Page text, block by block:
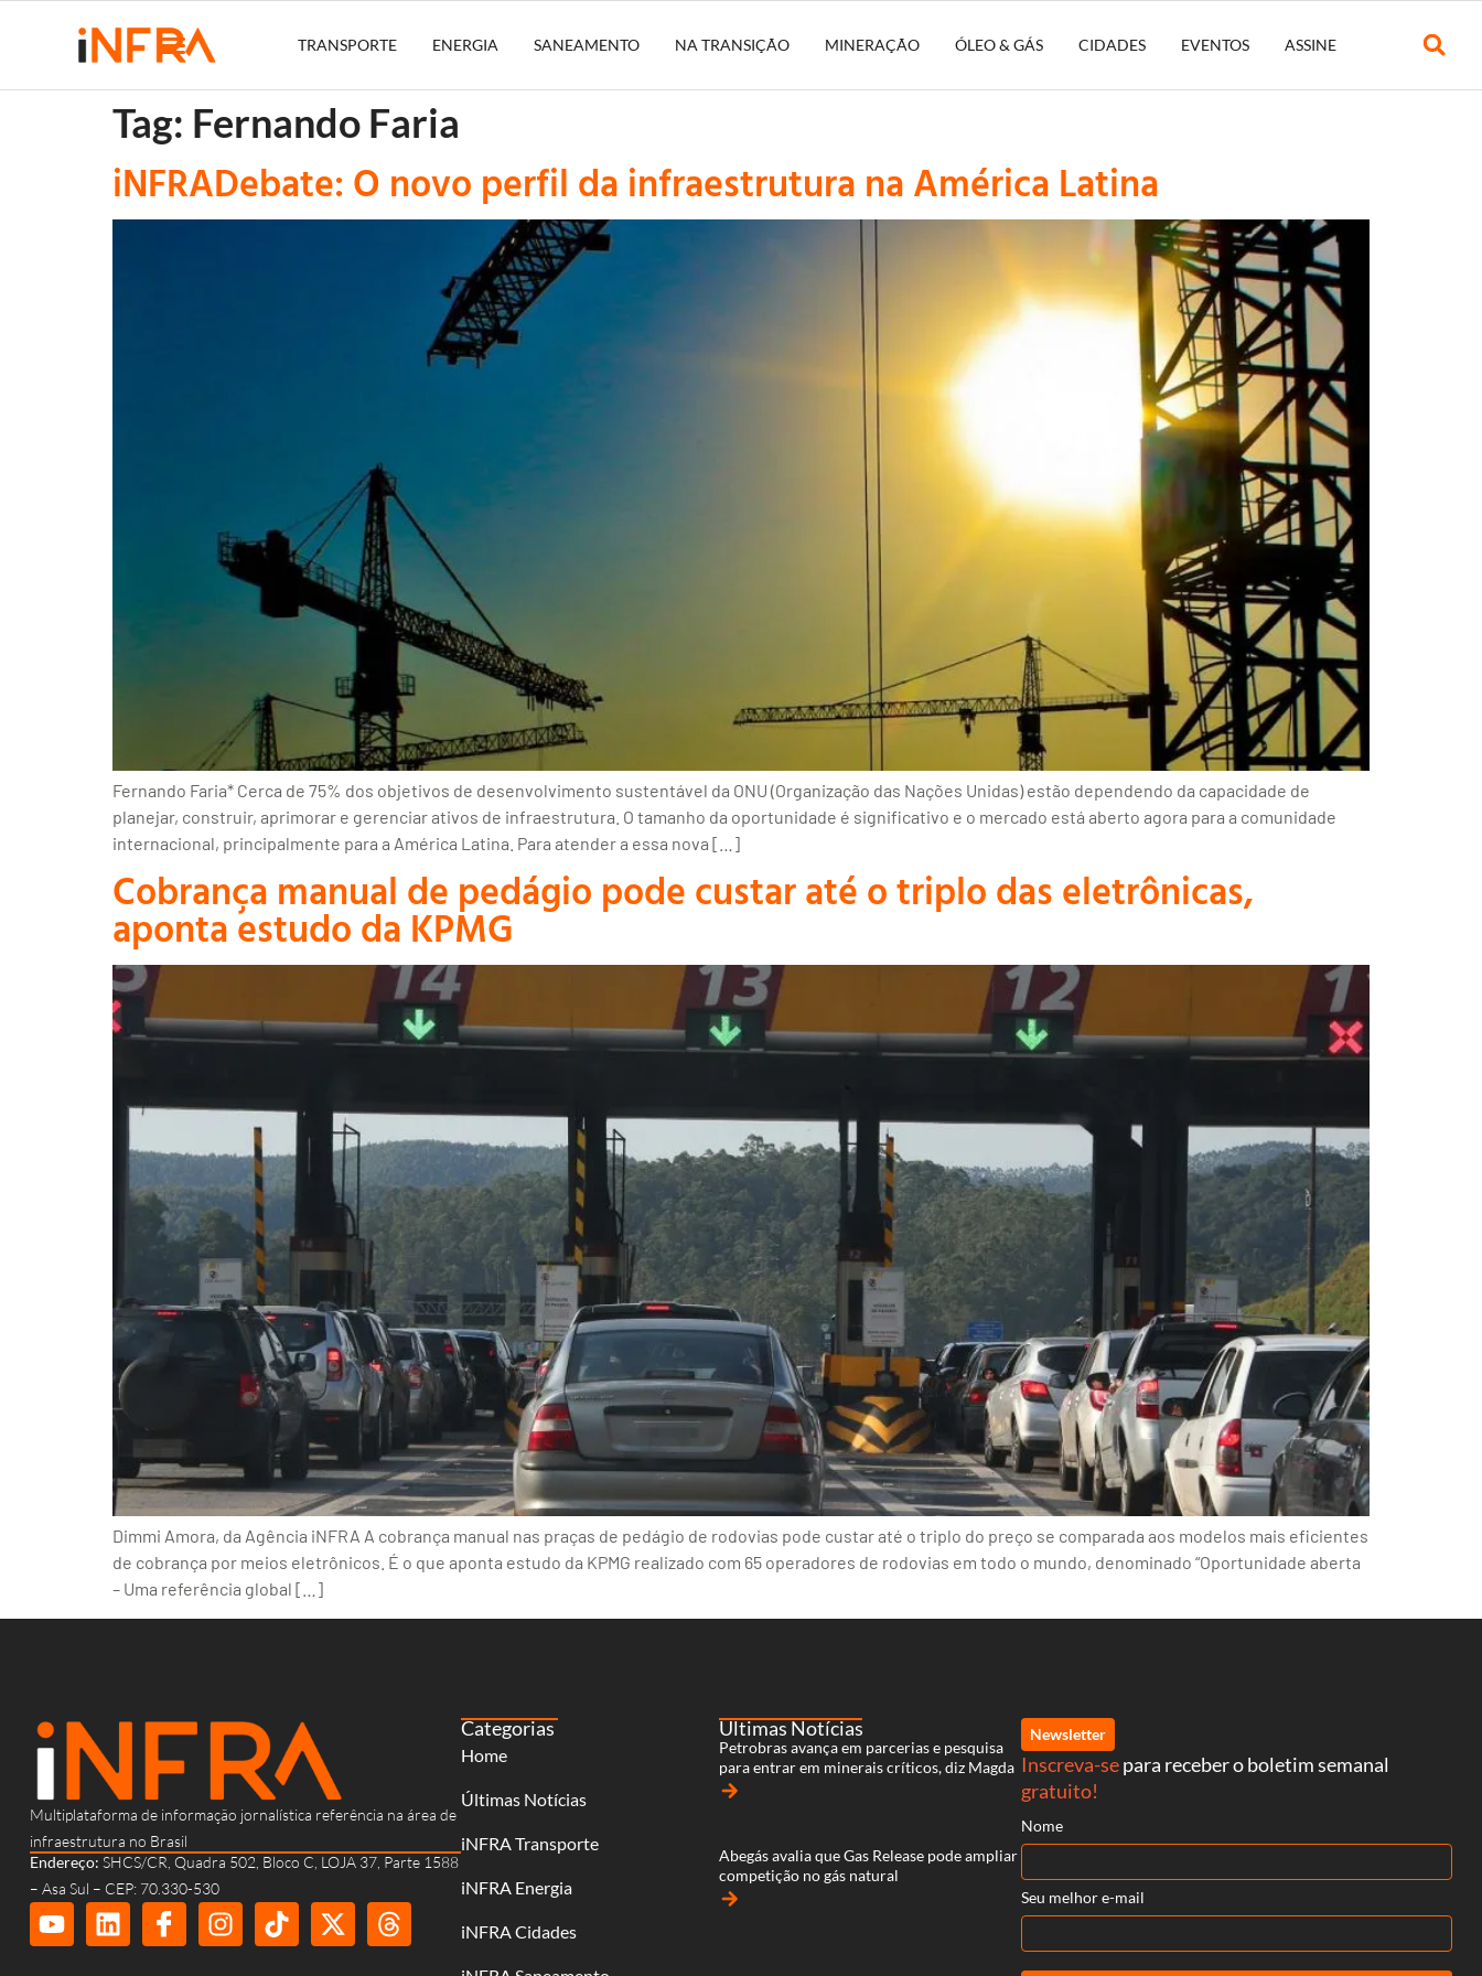
TRANSPORTE ENERGIA SANEAMENTO NA TRANSIÇÃO MINERAÇÃO ÓLEO & GÁS CIDADES EVENTOS ASSINE
Tag: Fernando Faria
iNFRADebate: O novo perfil da infraestrutura na América Latina
Fernando Faria* Cerca de 75% dos objetivos de desenvolvimento sustentável da ONU (Organização das Nações Unidas) estão dependendo da capacidade de
planejar, construir, aprimorar e gerenciar ativos de infraestrutura. O tamanho da oportunidade é significativo e o mercado está aberto agora para a comunidade
internacional, principalmente para a América Latina. Para atender a essa nova […]
Cobrança manual de pedágio pode custar até o triplo das eletrônicas,
aponta estudo da KPMG
Dimmi Amora, da Agência iNFRA A cobrança manual nas praças de pedágio de rodovias pode custar até o triplo do preço se comparada aos modelos mais eficientes
de cobrança por meios eletrônicos. É o que aponta estudo da KPMG realizado com 65 operadores de rodovias em todo o mundo, denominado “Oportunidade aberta
– Uma referência global […]
Multiplataforma de informação jornalística referência na área de
infraestrutura no Brasil
Endereço: SHCS/CR, Quadra 502, Bloco C, LOJA 37, Parte 1588
– Asa Sul – CEP: 70.330-530
Categorias
Home
Últimas Notícias
iNFRA Transporte
iNFRA Energia
iNFRA Cidades
Últimas Notícias
Petrobras avança em parcerias e pesquisa
para entrar em minerais críticos, diz Magda
arrow_forward
Abegás avalia que Gas Release pode ampliar
competição no gás natural
arrow_forward
Newsletter
Inscreva-separa receber o boletim semanal
gratuito!
Nome
Seu melhor e-mail